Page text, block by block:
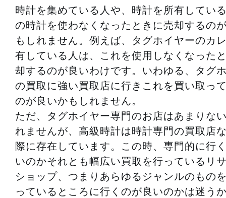
時計を集めている人や、時計を所有してい
の時計を使わなくなったときに売却するの
もしれません。例えば、タグホイヤーのカ
有している人は、これを使用しなくなった
却するのが良いわけです。いわゆる、タグ
の買取に強い買取店に行きこれを買い取っ
のが良いかもしれません。
ただ、タグホイヤー専門のお店はあまりな
れませんが、高級時計は時計専門の買取店
際に存在しています。この時、専門的に行
いのかそれとも幅広い買取を行っているリ
ショップ、つまりあらゆるジャンルのもの
っているところに行くのが良いのかは迷う